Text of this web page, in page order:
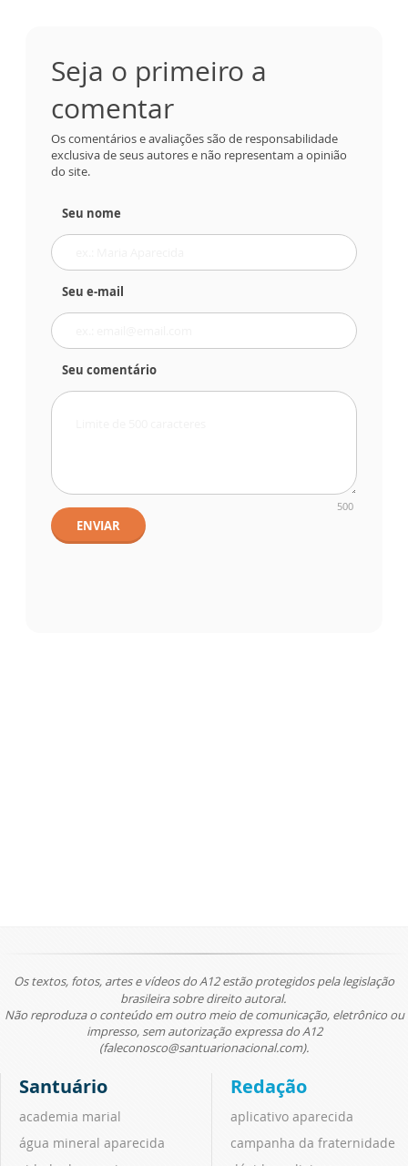
Seja o primeiro a
comentar
Os comentários e avaliações são de responsabilidade
exclusiva de seus autores e não representam a opinião
do site.
Seu nome
Seu e-mail
Seu comentário
500
ENVIAR
Os textos, fotos, artes e vídeos do A12 estão protegidos pela legislação
brasileira sobre direito autoral.
Não reproduza o conteúdo em outro meio de comunicação, eletrônico ou
impresso, sem autorização expressa do A12
(faleconosco@santuarionacional.com).
Santuário
academia marial
água mineral aparecida
Redação
aplicativo aparecida
campanha da fraternidade